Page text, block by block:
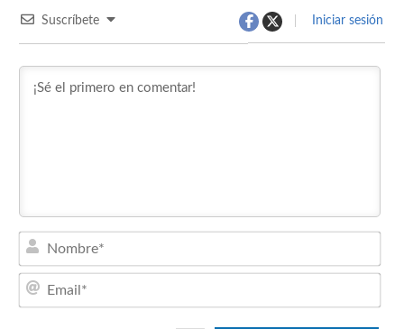
Suscríbete Iniciar sesión